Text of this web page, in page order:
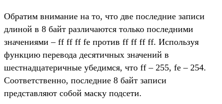
Обратим внимание на то, что две последние записи
длиной в 8 байт различаются только последними
значениями – ff ff ff fe против ff ff ff ff. Используя
функцию перевода десятичных значений в
шестнадцатеричные убедимся, что ff – 255, fe – 254.
Соответственно, последние 8 байт записи
представляют собой маску подсети.